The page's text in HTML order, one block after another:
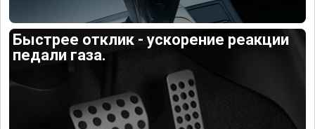
Быстрее отклик - ускорение реакции
педали газа.